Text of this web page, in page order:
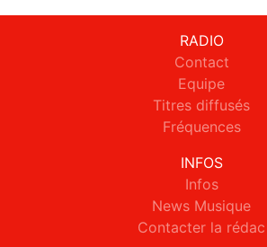
RADIO
Contact
Equipe
Titres diffusés
Fréquences
INFOS
Infos
News Musique
Contacter la rédac